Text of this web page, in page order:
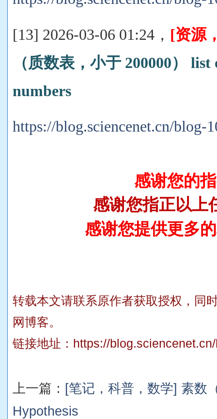
[13] 2026-03-06 01:24， [资源
（质数表，小于 200000）
numbers
https://blog.sciencenet.cn/blog-
感谢您的
感谢您指正以上
感谢您提供更多
转载本文请联系原作者获取授权，同
网博客。
链接地址： https://
上一篇： [笔记，科普，数学] 素数
Hypothesis